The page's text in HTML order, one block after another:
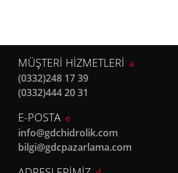
MÜŞTERİ HİZMETLERİ
(0332)248 17 39
(0332)444 20 31
E-POSTA
info@gdchidrolik.com
bilgi@gdcpazarlama.com